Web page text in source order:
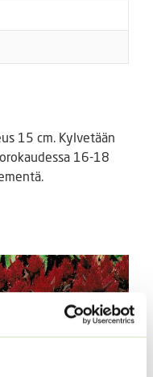
15 cm. Kylvetään
16-18